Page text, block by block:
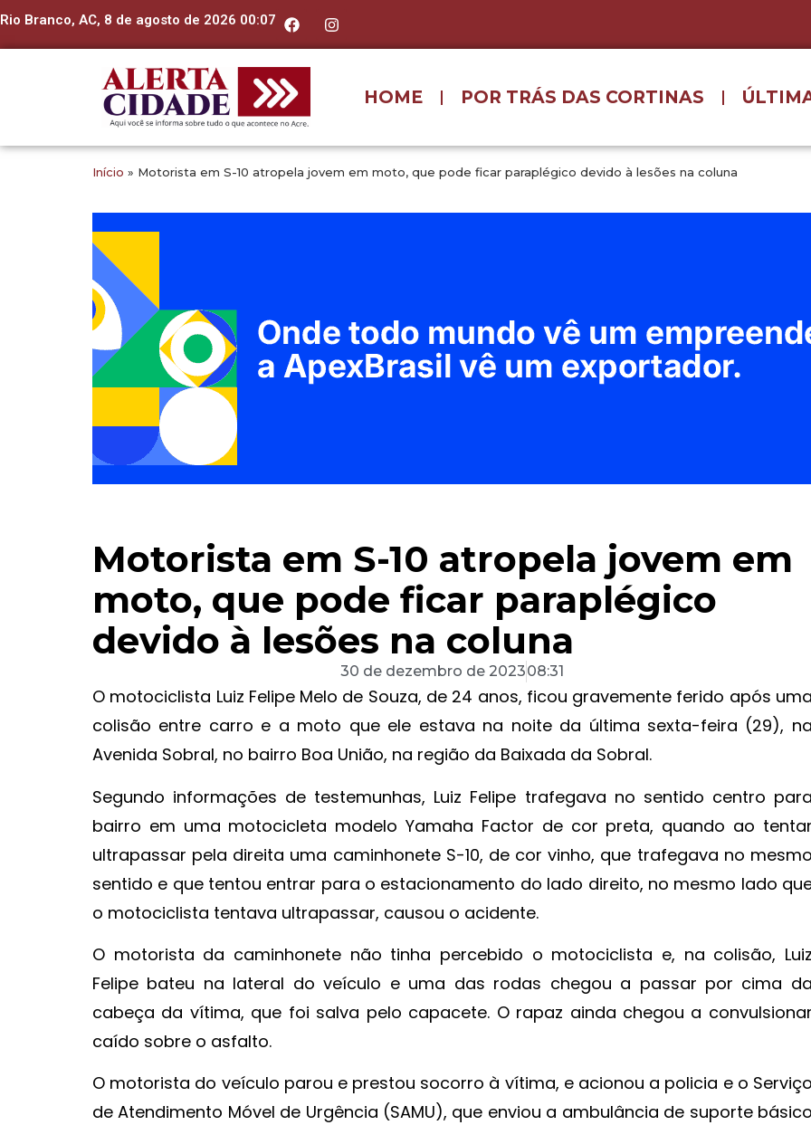
Rio Branco, AC, 8 de agosto de 2026 00:07
HOME POR TRÁS DAS CORTINAS
Início » Motorista em S-10 atropela jovem em moto, que pode ficar paraplégico devido à lesões na coluna
Motorista em S-10 atropela jovem em
moto, que pode ficar paraplégico
devido à lesões na coluna
30 de dezembro de 202308:31
O motociclista Luiz Felipe Melo de Souza, de 24 anos, ficou gravemente ferido após uma
colisão entre carro e a moto que ele estava na noite da última sexta-feira (29), na
Avenida Sobral, no bairro Boa União, na região da Baixada da Sobral.
Segundo informações de testemunhas, Luiz Felipe trafegava no sentido centro para
bairro em uma motocicleta modelo Yamaha Factor de cor preta, quando ao tentar
ultrapassar pela direita uma caminhonete S-10, de cor vinho, que trafegava no mesmo
sentido e que tentou entrar para o estacionamento do lado direito, no mesmo lado
o motociclista tentava ultrapassar, causou o acidente.
O motorista da caminhonete não tinha percebido o motociclista e, na colisão, Luiz
Felipe bateu na lateral do veículo e uma das rodas chegou a passar por cima da
cabeça da vítima, que foi salva pelo capacete. O rapaz ainda chegou a convulsionar
caído sobre o asfalto.
O motorista do veículo parou e prestou socorro à vítima, e acionou a policia e o Serviço
de Atendimento Móvel de Urgência (SAMU), que enviou a ambulância de suporte básico